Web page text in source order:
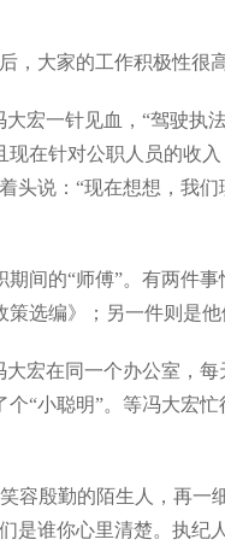
，大家的工作积极性很
宏一针见血，“驾驶执
在针对公职人员的收
头说：“现在想想，我
间的“师傅”。有两件
选编》；另一件则是他
宏在同一个办公室，
“小聪明”。等冯大宏
容殷勤的陌生人，再一
是谁你心里清楚。执纪